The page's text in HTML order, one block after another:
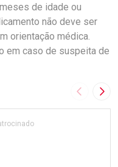
de idade ou
não deve ser
orientação médica.
em caso de suspeita de
Imagem